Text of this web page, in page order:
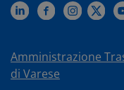
Amministrazione
di Varese